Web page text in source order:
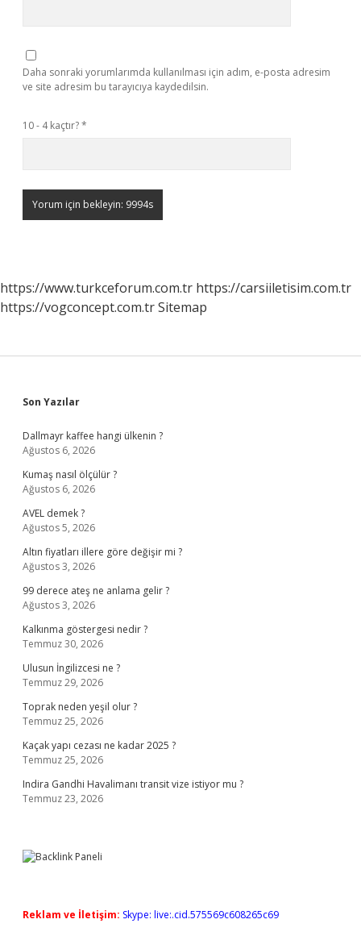
Daha sonraki yorumlarımda kullanılması için adım, e-posta adresim
ve site adresim bu tarayıcıya kaydedilsin.
10 - 4 kaçtır?*
https://www.turkceforum.com.tr https://carsiiletisim.com.tr
https://vogconcept.com.trSitemap
Sidebar
Son Yazılar
Dallmayr kaffee hangi ülkenin ?
Ağustos 6, 2026
Kumaş nasıl ölçülür ?
Ağustos 6, 2026
AVEL demek ?
Ağustos 5, 2026
Altın fiyatları illere göre değişir mi ?
Ağustos 3, 2026
99 derece ateş ne anlama gelir ?
Ağustos 3, 2026
Kalkınma göstergesi nedir ?
Temmuz 30, 2026
Ulusun İngilizcesi ne ?
Temmuz 29, 2026
Toprak neden yeşil olur ?
Temmuz 25, 2026
Kaçak yapı cezası ne kadar 2025 ?
Temmuz 25, 2026
Indira Gandhi Havalimanı transit vize istiyor mu ?
Temmuz 23, 2026
Reklam ve İletişim: Skype: live:.cid.575569c608265c69